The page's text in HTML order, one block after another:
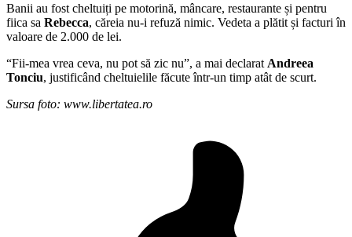
Banii au fost cheltuiți pe motorină, mâncare, restaurante și pentru
fiica sa Rebecca, căreia nu-i refuză nimic. Vedeta a plătit și facturi în
valoare de 2.000 de lei.
“Fii-mea vrea ceva, nu pot să zic nu”, a mai declarat Andreea
Tonciu, justificând cheltuielile făcute într-un timp atât de scurt.
Sursa foto: www.libertatea.ro